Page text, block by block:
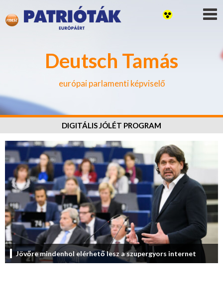
Deutsch Tamás
európai parlamenti képviselő
DIGITÁLIS JÓLÉT PROGRAM
Jövőre mindenhol elérhető lesz a szupergyors internet